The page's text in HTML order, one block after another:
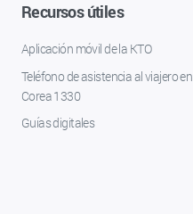
Recursos útiles
Aplicación móvil de la KTO
Teléfono de asistencia al viajero en
Corea 1330
Guías digitales